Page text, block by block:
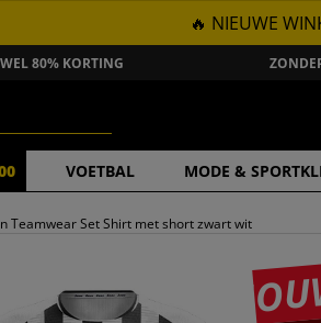
🔥 NIEUWE
80% KORTING
VOETBAL MODE &
Teamwear Set Shirt met short zwart wit